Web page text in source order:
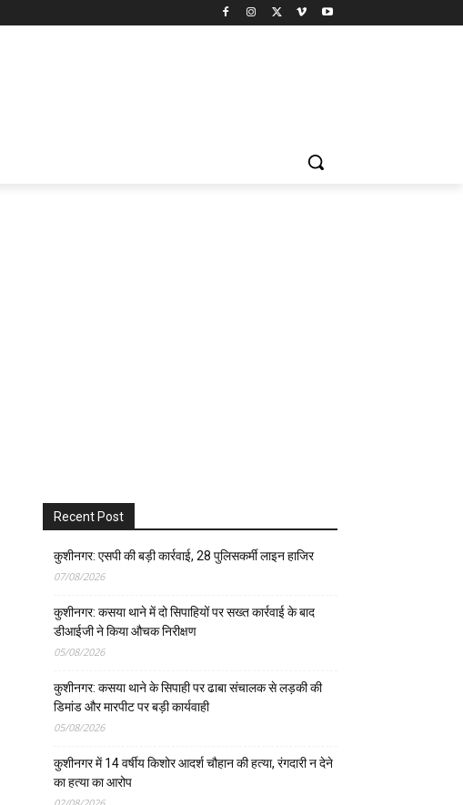
Recent Post
कुशीनगर: एसपी की बड़ी कार्रवाई, 28 पुलिसकर्मी लाइन हाजिर
07/08/2026
कुशीनगर: कसया थाने में दो सिपाहियों पर सख्त कार्रवाई के बाद
डीआईजी ने किया औचक निरीक्षण
05/08/2026
कुशीनगर: कसया थाने के सिपाही पर ढाबा संचालक से लड़की की
डिमांड और मारपीट पर बड़ी कार्यवाही
05/08/2026
कुशीनगर में 14 वर्षीय किशोर आदर्श चौहान की हत्या, रंगदारी न देने
का हत्या का आरोप